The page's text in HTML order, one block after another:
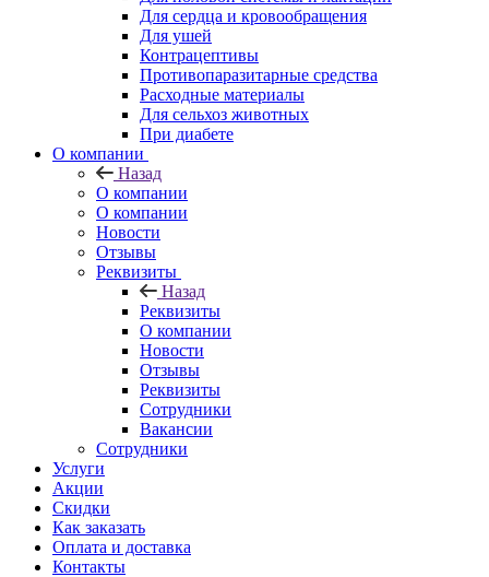
Для сердца и кровообращения
Для ушей
Контрацептивы
Противопаразитарные средства
Расходные материалы
Для сельхоз животных
При диабете
О компании
Назад
О компании
О компании
Новости
Отзывы
Реквизиты
Назад
Реквизиты
О компании
Новости
Отзывы
Реквизиты
Сотрудники
Вакансии
Сотрудники
Услуги
Акции
Скидки
Как заказать
Оплата и доставка
Контакты